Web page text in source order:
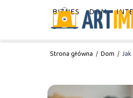
BIZNES DOM
Strona główna / Dom /